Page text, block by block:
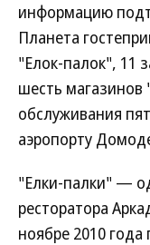
информацию
Планета
"Елок-палок", 11
шесть магазинов
обслуживания
аэропорту
"Елки-палки" —
ресторатора
ноябре 2010